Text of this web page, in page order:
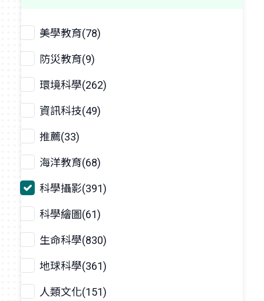
美學教育(78)
防災教育(9)
環境科學(262)
資訊科技(49)
推薦(33)
海洋教育(68)
科學攝影(391)
科學繪圖(61)
生命科學(830)
地球科學(361)
人類文化(151)